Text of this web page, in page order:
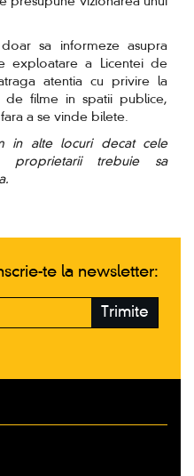
sa informeze asupra
exploatare a Licentei de
atentia cu privire la
de filme in spatii publice,
a se vinde bilete.
in alte locuri decat cele
proprietarii trebuie sa
te la newsletter:
Trimite